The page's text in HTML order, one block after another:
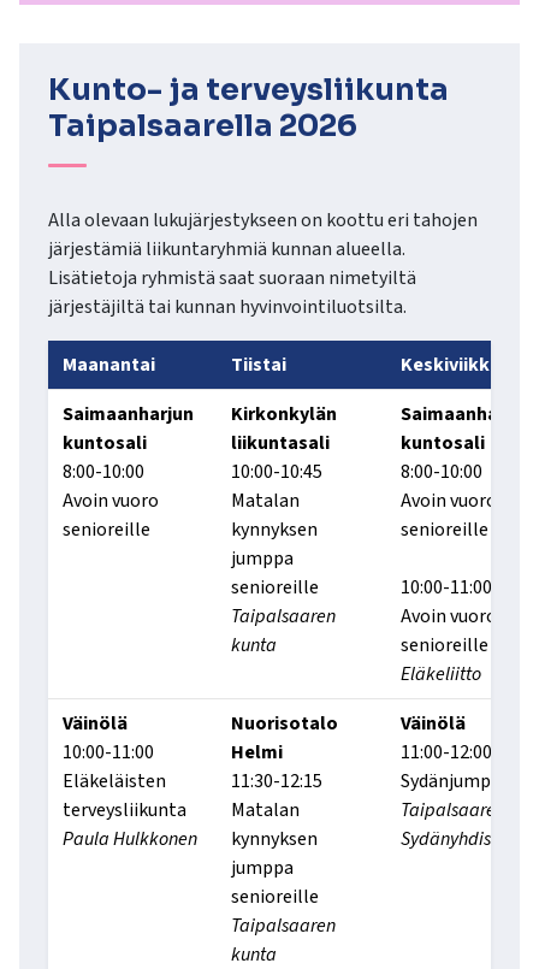
Kunto- ja terveysliikunta
Taipalsaarella 2026
Alla olevaan lukujärjestykseen on koottu eri tahojen
järjestämiä liikuntaryhmiä kunnan alueella.
Lisätietoja ryhmistä saat suoraan nimetyiltä
järjestäjiltä tai kunnan hyvinvointiluotsilta.
Maanantai Tiistai
Keskiviikko
Saimaanharjun
kuntosali
8:00-10:00
Avoin vuoro
senioreille
Kirkonkylän
liikuntasali
10:00-10:45
Matalan
kynnyksen
jumppa
senioreille
Taipalsaaren
kunta
Saimaanharjun
kuntosali
8:00-10:00
Avoin vuoro
senioreille
10:00-11:00
Avoin vuoro
senioreille
Eläkeliitto
Väinölä
10:00-11:00
Eläkeläisten
terveysliikunta
Paula Hulkkonen
Nuorisotalo
Helmi
11:30-12:15
Matalan
kynnyksen
jumppa
senioreille
Taipalsaaren
kunta
Väinölä
11:00-12:00
Sydänjumppa
Taipalsaaren
Sydänyhdistys